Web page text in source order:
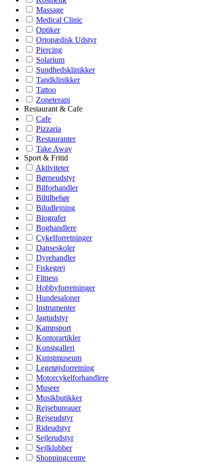
Massage
Medical Clinic
Optiker
Ortopædisk Udstyr
Piercing
Solarium
Sundhedsklinikker
Tandklinikker
Tattoo
Zoneterapi
Restaurant & Cafe
Cafe
Pizzaria
Restauranter
Take Away
Sport & Fritid
Aktiviteter
Børneudstyr
Bilforhandler
Biltilbehør
Biludlejning
Biografer
Boghandlere
Cykelforretninger
Danseskoler
Dyrehandler
Fiskegrej
Fitness
Hobbyforretninger
Hundesaloner
Instrumenter
Jagtudstyr
Kampsport
Kontorartikler
Kunstgalleri
Kunstmuseum
Legetøjsforretning
Motorcykelforhandlere
Museer
Musikbutikker
Rejsebureauer
Rejseudstyr
Rideudstyr
Sejlerudstyr
Sejlklubber
Shoppingcentre